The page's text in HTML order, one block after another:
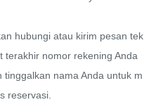
hubungi atau kirim pesan tek
terakhir nomor rekening Anda
nama Anda untuk m
reservasi.